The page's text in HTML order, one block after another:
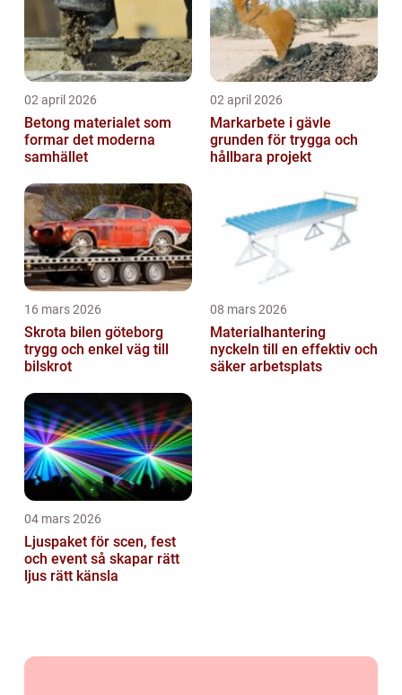
02 april 2026
Betong materialet som
formar det moderna
samhället
02 april 2026
Markarbete i gävle
grunden för trygga och
hållbara projekt
16 mars 2026
Skrota bilen göteborg
trygg och enkel väg till
bilskrot
08 mars 2026
Materialhantering
nyckeln till en effektiv och
säker arbetsplats
04 mars 2026
Ljuspaket för scen, fest
och event så skapar rätt
ljus rätt känsla